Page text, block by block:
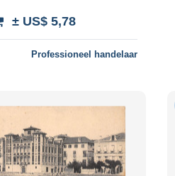
± US$ 5,78
Professioneel handelaar